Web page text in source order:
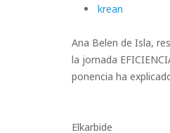
krean
Ana Belen de Isla,
la jornada
ponencia ha
Elkarbide